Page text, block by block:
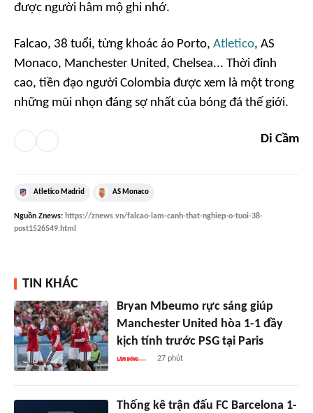
được người hâm mộ ghi nhớ.
Falcao, 38 tuổi, từng khoác áo Porto, Atletico, AS
Monaco, Manchester United, Chelsea... Thời đỉnh
cao, tiền đạo người Colombia được xem là một trong
những mũi nhọn đáng sợ nhất của bóng đá thế giới.
Di Cầm
Atletico Madrid AS Monaco
Nguồn Znews: https://znews.vn/falcao-lam-canh-that-nghiep-o-tuoi-38-
post1526549.html
TIN KHÁC
Bryan Mbeumo rực sáng giúp
Manchester United hòa 1-1 đầy
kịch tính trước PSG tại Paris
27 phút
Thống kê trận đấu FC Barcelona 1-